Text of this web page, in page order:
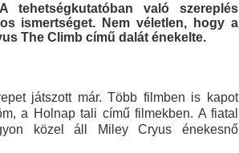
tehetségkutatóban való szereplés
ismertséget. Nem véletlen, hogy a
The Climb című dalát énekelte.
játszott már. Több filmben is kapot
a Holnap tali című filmekben. A fiatal
közel áll Miley Cryus énekesnő